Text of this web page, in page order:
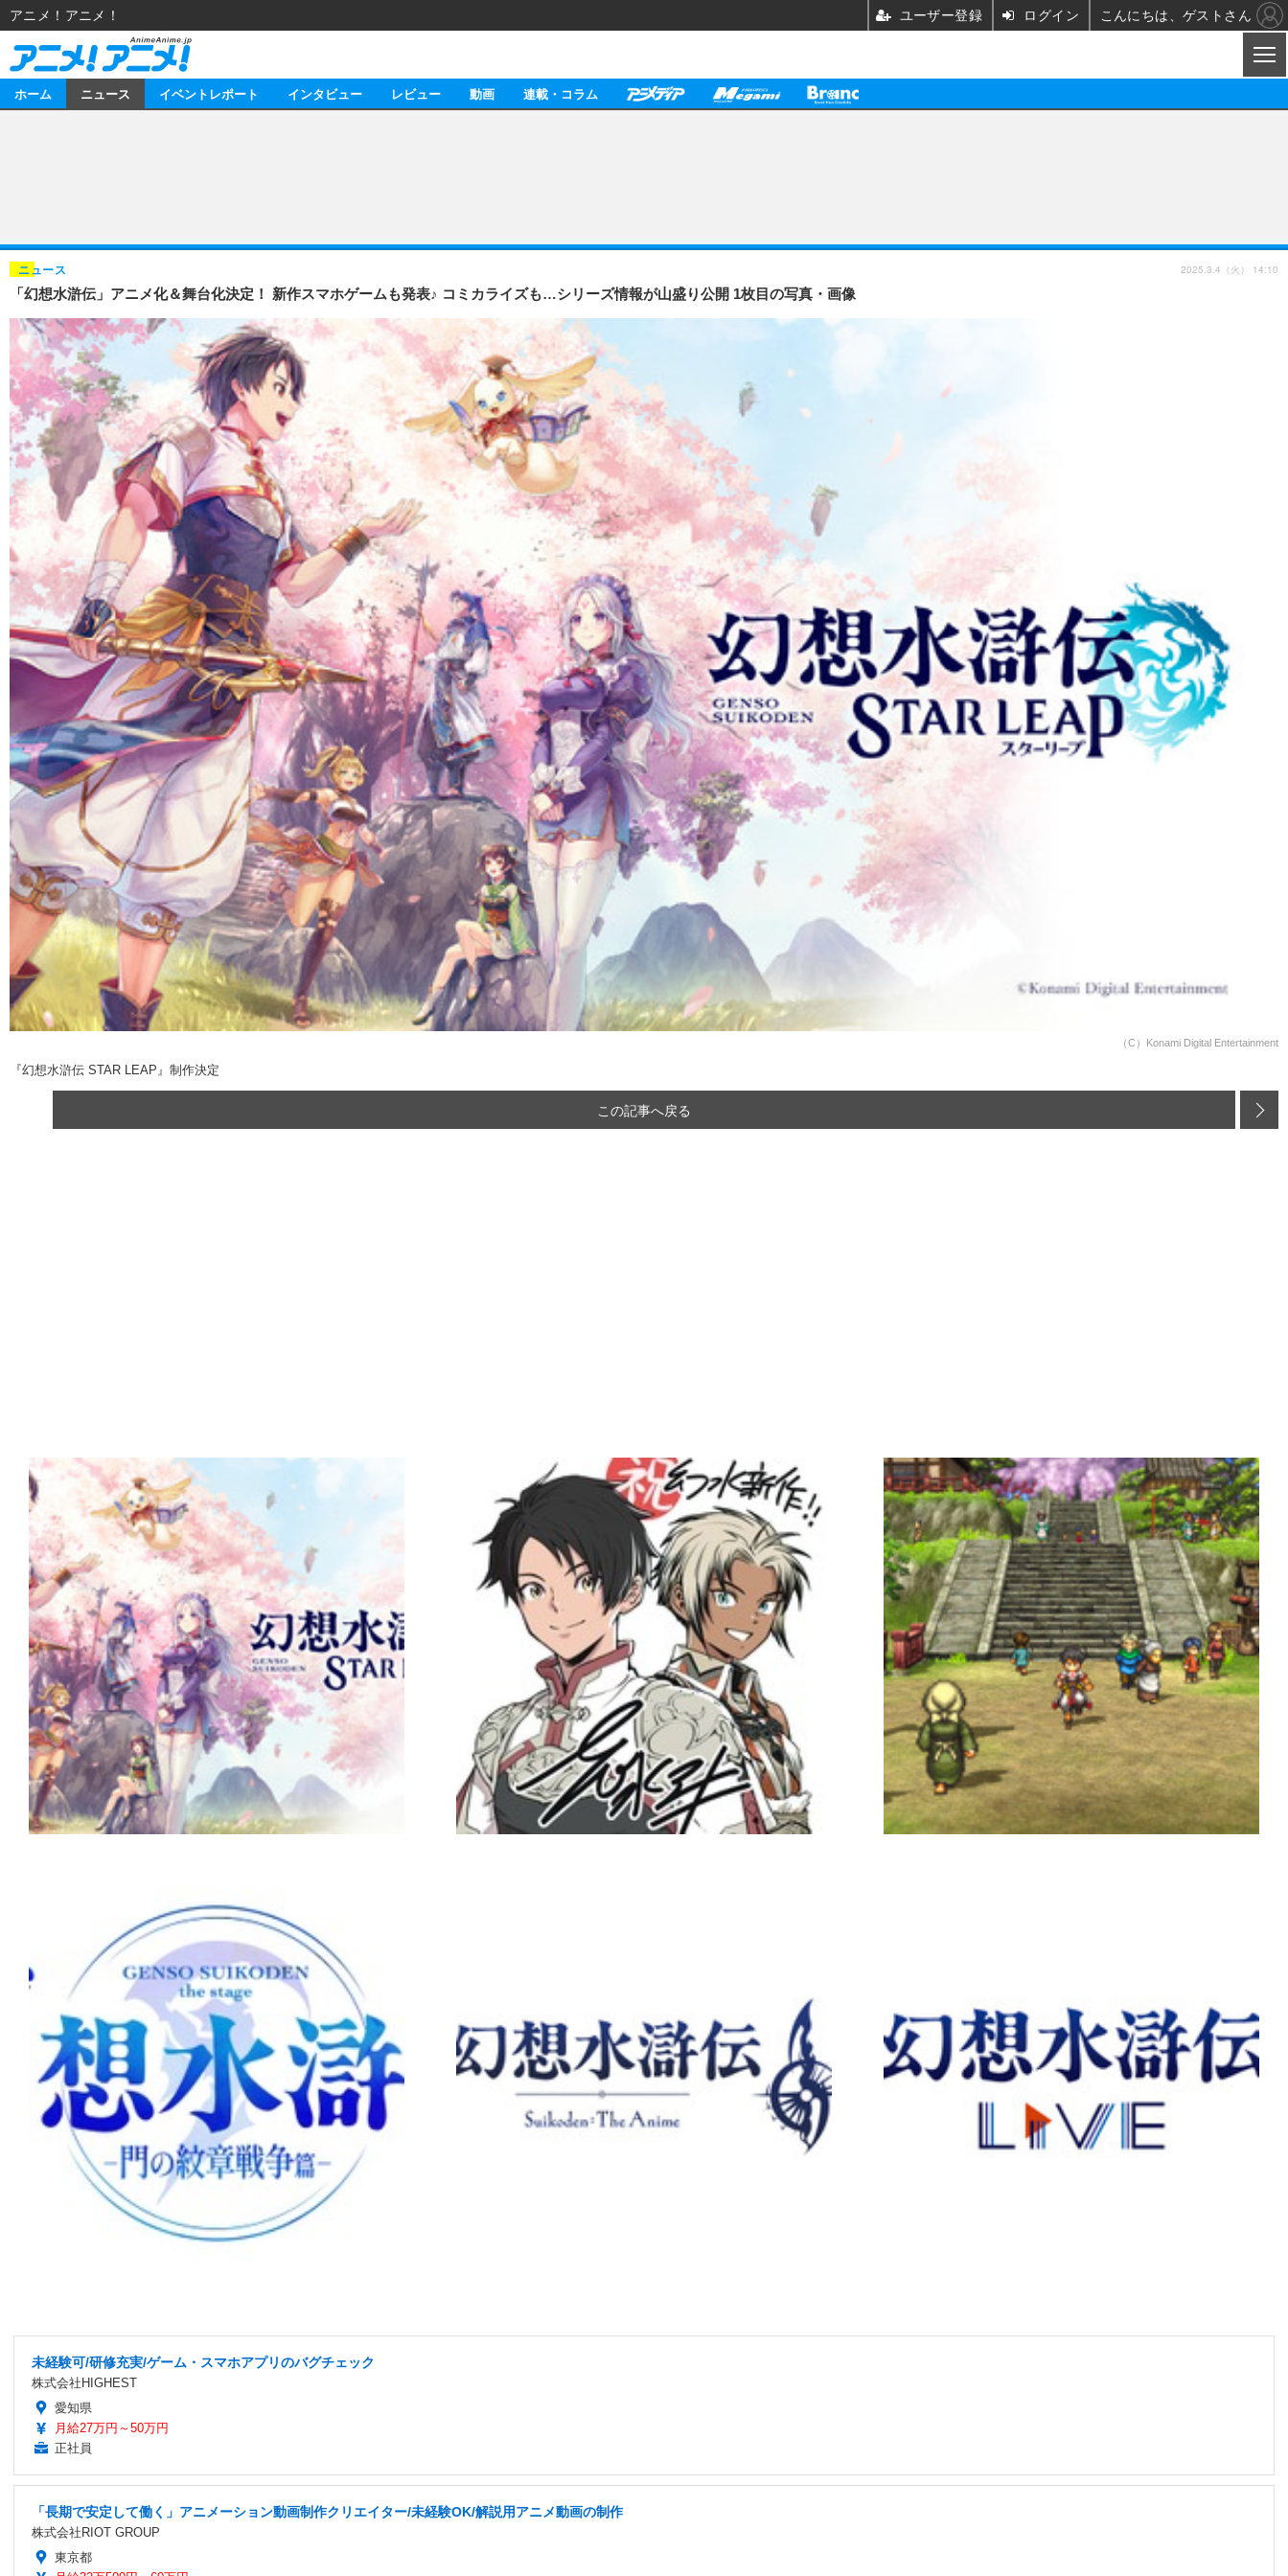
ゲーム
イベント
海外イベント
俳優・タレント
ビジネス
アニメ
書評
ゲーム
動画
アニメ
アニメ！アニメ！TV
連載・コラム
ホーム ニュース イベントレポート インタビュー レビュー 動画 連載・コラム
「幻想水滸伝」アニメ化＆舞台化決定！ 新作スマホゲームも発表♪ コミカライズも…シリーズ情報が山盛り公開 1枚目の写真・画像
ニュース 2025.3.4（火） 14:10
（C）Konami Digital Entertainment
『幻想水滸伝 STAR LEAP』制作決定
この記事へ戻る
未経験可/研修充実/ゲーム・スマホアプリのバグチェック
株式会社HIGHEST
愛知県
月給27万円～50万円
正社員
「長期で安定して働く」アニメーション動画制作クリエイター/未経験OK/解説用アニメ動画の制作
株式会社RIOT GROUP
東京都
アニメ！アニメ！ ユーザー登録 ログイン こんにちは、ゲストさん